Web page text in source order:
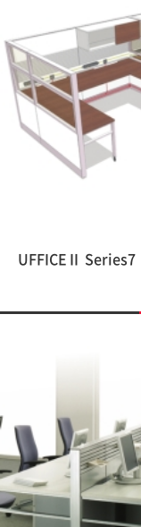
UFFICEⅡ Series7